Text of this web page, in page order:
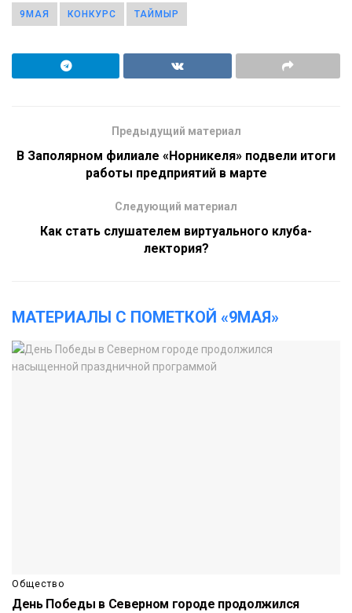
9МАЯ КОНКУРС ТАЙМЫР
Предыдущий материал
В Заполярном филиале «Норникеля» подвели итоги
работы предприятий в марте
Следующий материал
Как стать слушателем виртуального клуба-
лектория?
МАТЕРИАЛЫ С ПОМЕТКОЙ «9МАЯ»
Общество
День Победы в Северном городе продолжился